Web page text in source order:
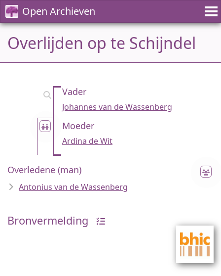
Open Archieven
Overlijden op te Schijndel
Vader
Johannes van de Wassenberg
Moeder
Ardina de Wit
Overledene (man)
Antonius van de Wassenberg
Bronvermelding